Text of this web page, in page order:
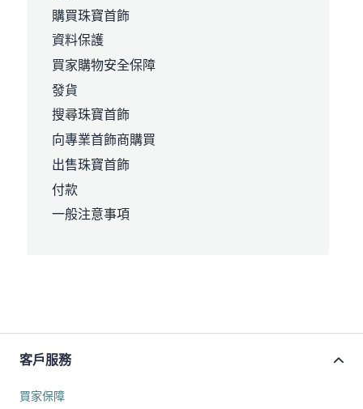
購買珠寶首飾
資料保護
買家購物安全保障
發貨
搜尋珠寶首飾
向專業首飾商購買
出售珠寶首飾
付款
一般注意事項
客戶服務
買家保障